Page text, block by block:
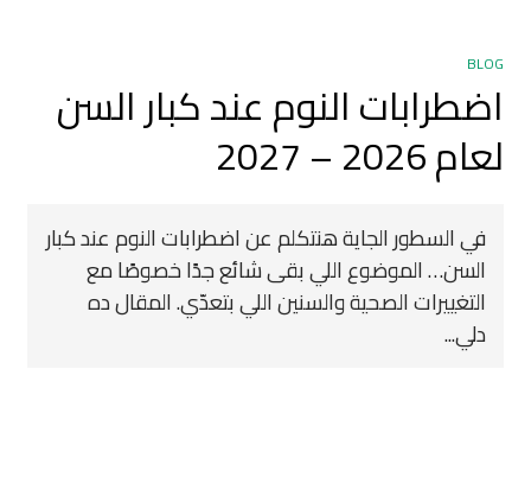
BLOG
اضطرابات النوم عند كبار السن
لعام 2026 – 2027
في السطور الجاية هنتكلم عن اضطرابات النوم عند كبار
السن… الموضوع اللي بقى شائع جدًا خصوصًا مع
التغييرات الصحية والسنين اللي بتعدّي. المقال ده
دلي...